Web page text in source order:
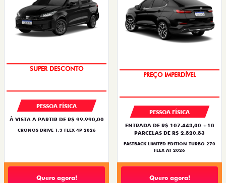
BÔNUS DE ATÉ R$ 14 MIL
PESSOA FÍSICA
À VISTA A PARTIR DE R$ 99.990,00
CRONOS DRIVE 1.3 FLEX 4P 2026
Quero agora!
COM USADO NA TROCA
PESSOA FÍSICA
ENTRADA DE R$ 107.443,00 +18
PARCELAS DE R$ 2.820,83
FASTBACK LIMITED EDITION TURBO 270
FLEX AT 2026
Quero agora!